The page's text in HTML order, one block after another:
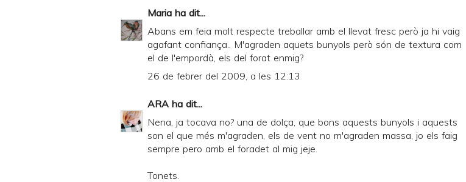
Maria ha dit...
Abans em feia molt respecte treballar amb el llevat fresc però ja hi vaig
agafant confiança.. M'agraden aquets bunyols però són de textura com
el de l'empordà, els del forat enmig?
26 de febrer del 2009, a les 12:13
ARA ha dit...
Nena, ja tocava no? una de dolça, que bons aquests bunyols i aquests
son el que més m'agraden, els de vent no m'agraden massa, jo els faig
sempre pero amb el foradet al mig jeje.
Tonets.